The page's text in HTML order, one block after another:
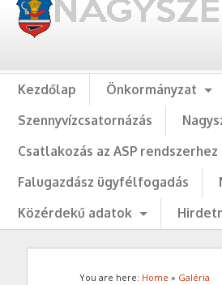
Kezdőlap Önkormányzat
Szennyvízcsatornázás
Csatlakozás az ASP rendszerhez
Falugazdász ügyfélfogadás
Közérdekű adatok
You are here: Home » Galéria